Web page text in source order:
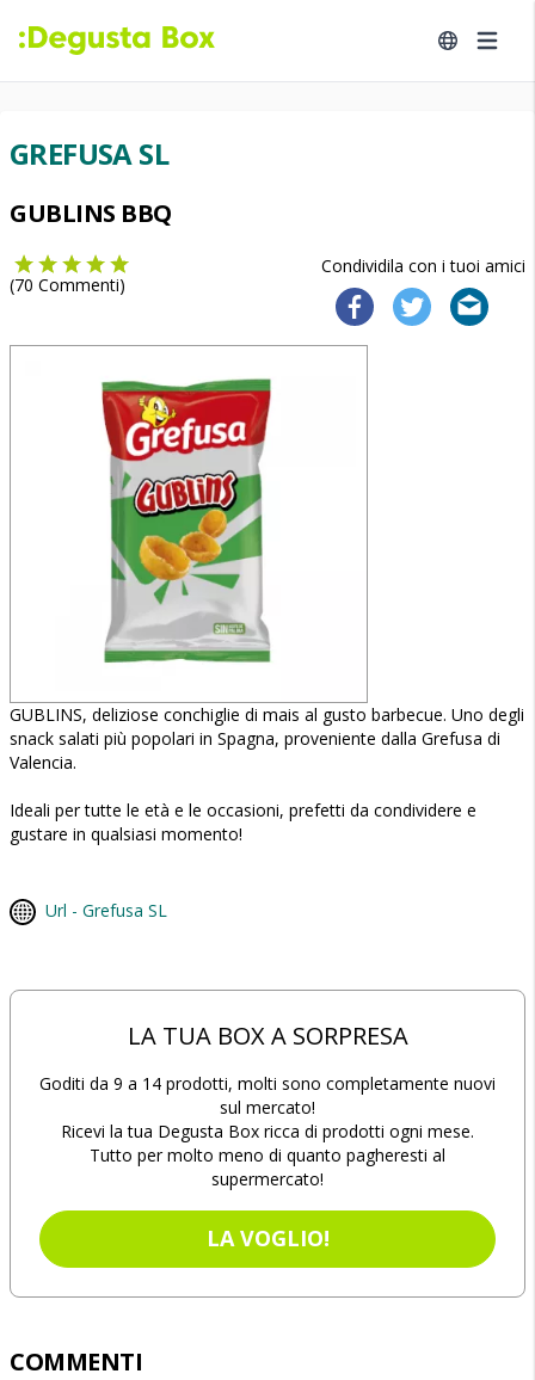
GREFUSA SL
GUBLINS BBQ
Condividila con i tuoi amici
(70 Commenti)
GUBLINS, deliziose conchiglie di mais al gusto barbecue. Uno degli
snack salati più popolari in Spagna, proveniente dalla Grefusa di
Valencia.
Ideali per tutte le età e le occasioni, prefetti da condividere e
gustare in qualsiasi momento!
Url - Grefusa SL
LA TUA BOX A SORPRESA
Goditi da 9 a 14 prodotti, molti sono completamente nuovi
sul mercato!
Ricevi la tua Degusta Box ricca di prodotti ogni mese.
Tutto per molto meno di quanto pagheresti al
supermercato!
LA VOGLIO!
COMMENTI